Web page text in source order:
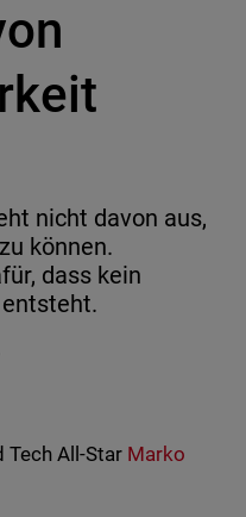
nicht davon aus,
können.
dass kein
Reddit
Tech All-Star Marko